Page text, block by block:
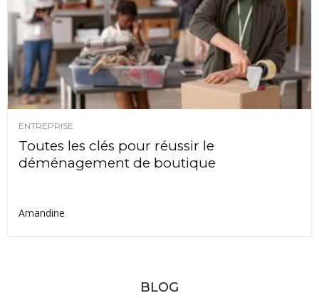
ENTREPRISE
Toutes les clés pour réussir le
déménagement de boutique
Amandine
BLOG